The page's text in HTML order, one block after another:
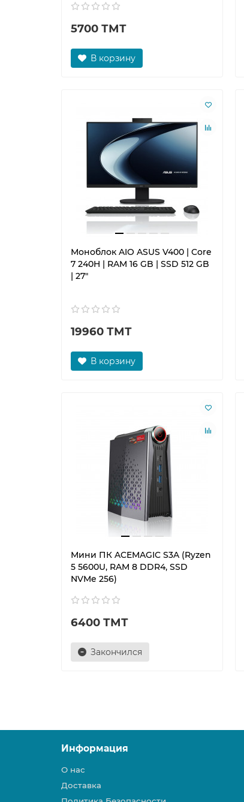
5700 ТМТ
В корзину
Моноблок AIO ASUS V400 | Core
7 240H | RAM 16 GB | SSD 512 GB
| 27"
19960 ТМТ
В корзину
Мини ПК ACEMAGIC S3A (Ryzen
5 5600U, RAM 8 DDR4, SSD
NVMe 256)
6400 ТМТ
Закончился
Информация
О нас
Доставка